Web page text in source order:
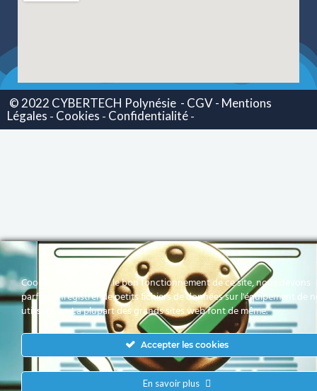
© 2022 CYBERTECH Polynésie - CGV - Mentions
Légales - Cookies - Confidentialité -
Cookies Pour assurer le bon fonctionnement de ce site, nous devons
parfois enregistrer de petits fichiers de données sur l'équipement de
utilisateurs. La plupart des grands sites web font de même.
Accepter les cookies
En savoir plus